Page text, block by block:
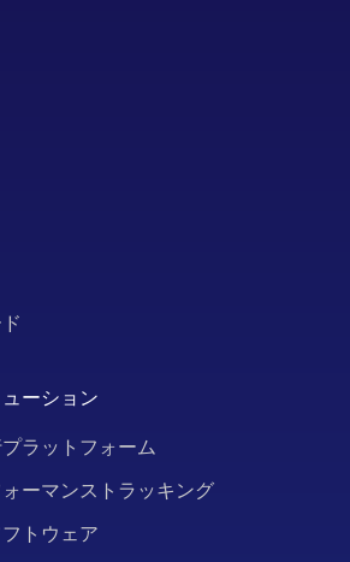
ーション
ラットフォーム
ーマンストラッキング
トウェア